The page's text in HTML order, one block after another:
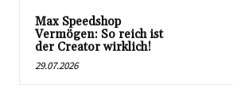
Max Speedshop
Vermögen: So reich ist
der Creator wirklich!
29.07.2026